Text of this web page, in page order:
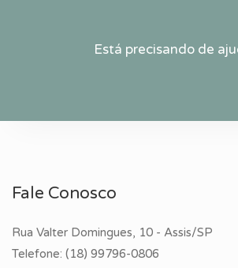
Está precisando de
Fale Conosco
Rua Valter Domingues, 10 - Assis/SP
Telefone: (18) 99796-0806